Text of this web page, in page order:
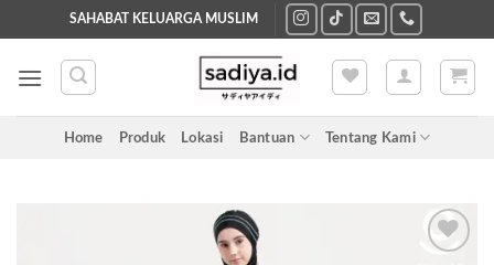
to
content
SAHABAT KELUARGA MUSLIM
Home Produk Lokasi Bantuan Tentang Kami